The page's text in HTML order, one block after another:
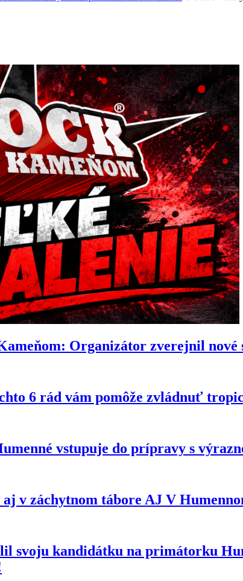
Organizátor zverejnil nové
6 rád vám pomôže zvládnuť
vstupuje do prípravy s
v záchytnom tábore AJ V
svoju kandidátku na primátorku